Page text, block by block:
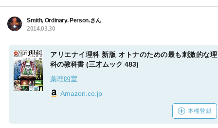
Smith, Ordinary. Person.さん
2014.03.30
アリエナイ理科 新版 オトナのための最も刺激的な理
科の教科書 (三才ムック 483)
薬理凶室
Amazon.co.jp
本棚登録